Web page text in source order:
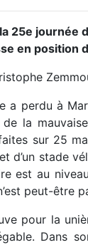
25e journée
en position
a perdu à
de la
sur 25
d’un stade
est au
peut-être
pour la
Dans